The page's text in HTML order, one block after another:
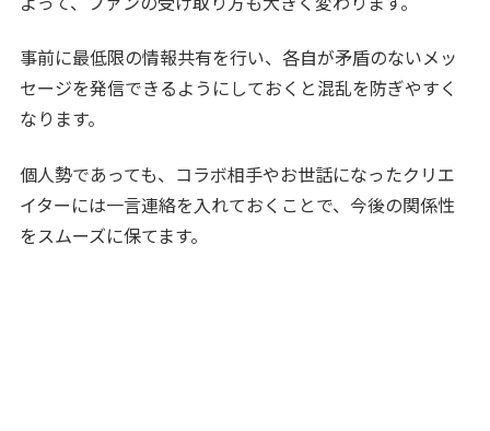
事前に最低限の情報共有を行い、各自が矛盾のないメッ
セージを発信できるようにしておくと混乱を防ぎやすく
なります。
個人勢であっても、コラボ相手やお世話になったクリエ
イターには一言連絡を入れておくことで、今後の関係性
をスムーズに保てます。